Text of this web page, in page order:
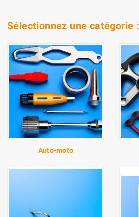
Sélectionnez une catégorie :
Auto-moto